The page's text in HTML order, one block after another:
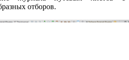
отборов.